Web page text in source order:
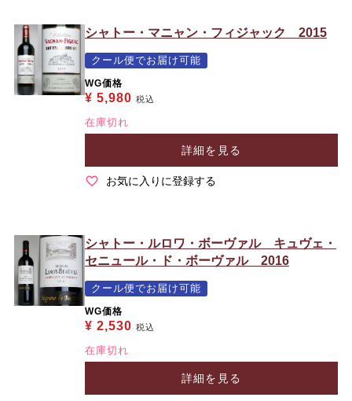
シャトー・マニャン・フィジャック 2015
クール便でお届け可能
WG価格
¥ 5,980 税込
在庫切れ
詳細を見る
お気に入りに登録する
シャトー・ルロワ・ボーヴァル キュヴェ・
セニュール・ド・ボーヴァル 2016
クール便でお届け可能
WG価格
¥ 2,530 税込
在庫切れ
詳細を見る